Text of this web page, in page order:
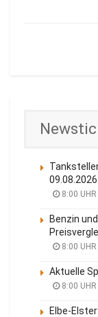
09.08.2026
8:00 UHR
Benzin
8:00 UHR
Aktuelle
8:00 UHR
Elbe-